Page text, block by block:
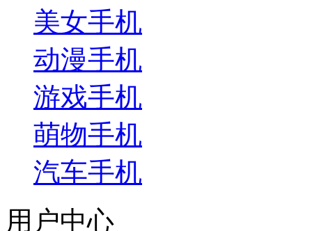
美女手机
动漫手机
游戏手机
萌物手机
汽车手机
用户中心